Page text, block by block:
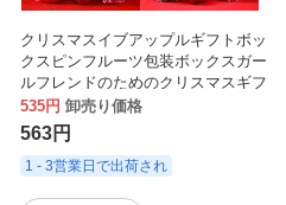
クリスマスイブアップルギフトボッ
クスピンフルーツ包装ボックスガー
ルフレンドのためのクリスマスギフ
トギフトバッグクリエイティブキャ
ンディバッグ
535円 卸売り価格
563円
1 - 3営業日で出荷され